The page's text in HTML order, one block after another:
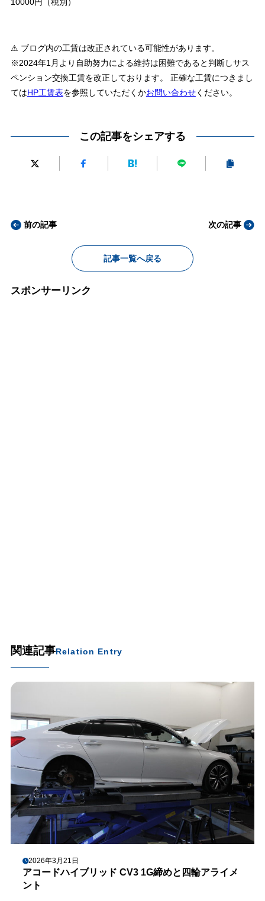
⚠ ブログ内の工賃は改正されている可能性があります。
※2024年1月より自助努力による維持は困難であると判断しサス
ペンション交換工賃を改正しております。 正確な工賃につきまし
てはHP工賃表を参照していただくかお問い合わせください。
この記事をシェアする
前の記事
記事一覧へ戻る
次の記事
スポンサーリンク
関連記事Relation Entry
2026年3月21日
アコードハイブリッド CV3 1G締めと四輪アライメ
ント